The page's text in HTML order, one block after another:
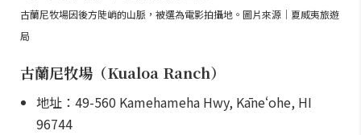
古蘭尼牧場因後方陡峭的山脈，被選為電影拍攝地。圖片來源｜夏威夷旅遊
局
古蘭尼牧場（Kualoa Ranch）
地址：49-560 Kamehameha Hwy, Kāneʻohe, HI
96744